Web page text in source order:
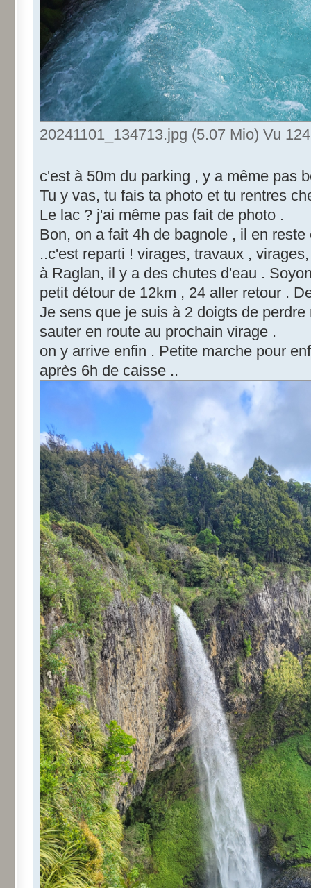
20241101_134713.jpg (5.07 Mio) Vu
c'est à 50m du parking , y a même pas
Tu y vas, tu fais ta photo et tu rentres
Le lac ? j'ai même pas fait de photo .
Bon, on a fait 4h de bagnole , il en
..c'est reparti ! virages, travaux ,
à Raglan, il y a des chutes d'eau .
petit détour de 12km , 24 aller retour .
Je sens que je suis à 2 doigts de
sauter en route au prochain virage .
on y arrive enfin . Petite marche pour
après 6h de caisse ..